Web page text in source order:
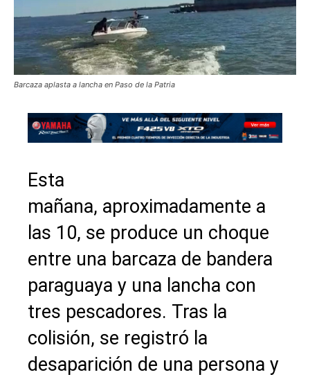
Barcaza aplasta a lancha en Paso de la Patria
Esta
mañana, aproximadamente a
las 10, se produce un choque
entre una barcaza de bandera
paraguaya y una lancha con
tres pescadores. Tras la
colisión, se registró la
desaparición de una persona y